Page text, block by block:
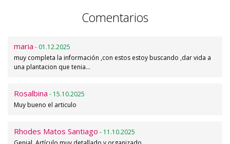
Comentarios
maria - 01.12.2025
muy completa la información ,con estos estoy buscando ,dar vida a
una plantacion que tenia…
Rosalbina - 15.10.2025
Muy bueno el articulo
Rhodes Matos Santiago - 11.10.2025